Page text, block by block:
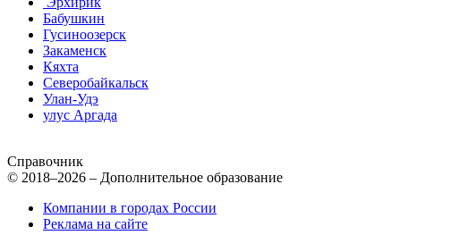
Бабушкин
Гусиноозерск
Закаменск
Кяхта
Северобайкальск
Улан-Удэ
улус Аргада
Справочник
© 2018–2026 – Дополнительное образование
Компании в городах России
Реклама на сайте